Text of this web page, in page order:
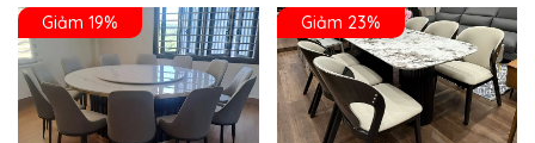
Giảm 19% Giảm 23%